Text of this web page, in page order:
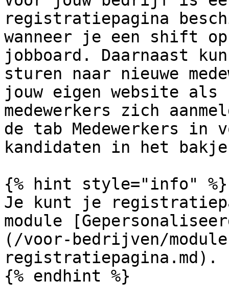
registratiepagina
wanneer je een shift
jobboard. Daarnaast
sturen naar nieuwe
jouw eigen website
medewerkers zich
de tab Medewerkers in
kandidaten in het
{% hint style="info" %}
Je kunt je
module
(/voor-bedrijven/
registratiepagina.md).
{% endhint %}